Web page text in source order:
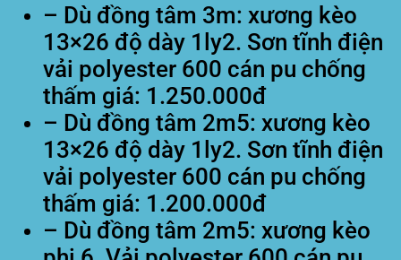
– Dù đồng tâm 3m: xương kèo
13×26 độ dày 1ly2. Sơn tĩnh điện
vải polyester 600 cán pu chống
thấm giá: 1.250.000đ
– Dù đồng tâm 2m5: xương kèo
13×26 độ dày 1ly2. Sơn tĩnh điện
vải polyester 600 cán pu chống
thấm giá: 1.200.000đ
– Dù đồng tâm 2m5: xương kèo